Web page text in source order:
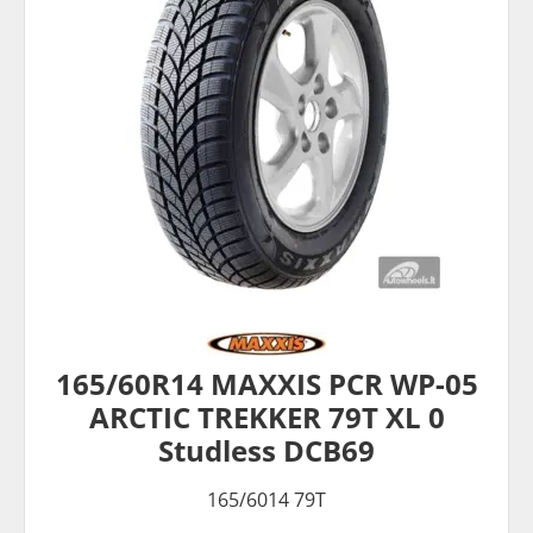
165/60R14 MAXXIS PCR WP-05
ARCTIC TREKKER 79T XL 0
Studless DCB69
165/6014 79T